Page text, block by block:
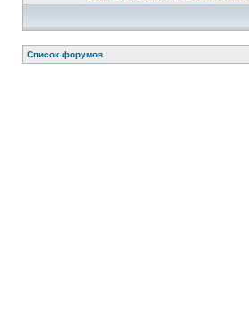
Список форумов